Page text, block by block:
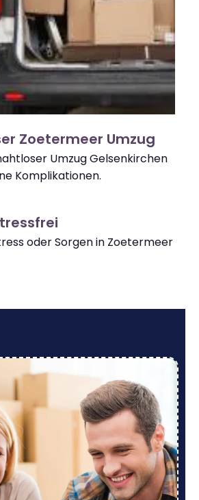
Zoetermeer Umzug
Umzug Gelsenkirchen
Komplikationen.
oder Sorgen in Zoetermeer